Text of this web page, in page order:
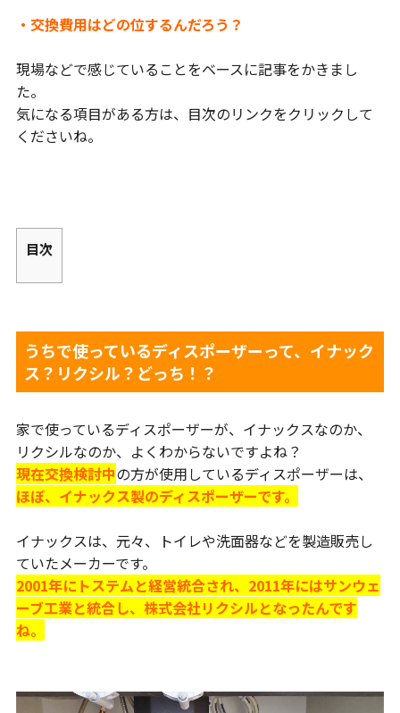
・交換費用はどの位するんだろう？
現場などで感じていることをベースに記事をかきまし
た。
気になる項目がある方は、目次のリンクをクリックして
くださいね。
目次
うちで使っているディスポーザーって、イナック
ス？リクシル？どっち！？
家で使っているディスポーザーが、イナックスなのか、
リクシルなのか、よくわからないですよね？
現在交換検討中の方が使用しているディスポーザーは、
ほぼ、イナックス製のディスポーザーです。
イナックスは、元々、トイレや洗面器などを製造販売し
ていたメーカーです。
2001年にトステムと経営統合され、2011年にはサンウェ
ーブ工業と統合し、株式会社リクシルとなったんです
ね。